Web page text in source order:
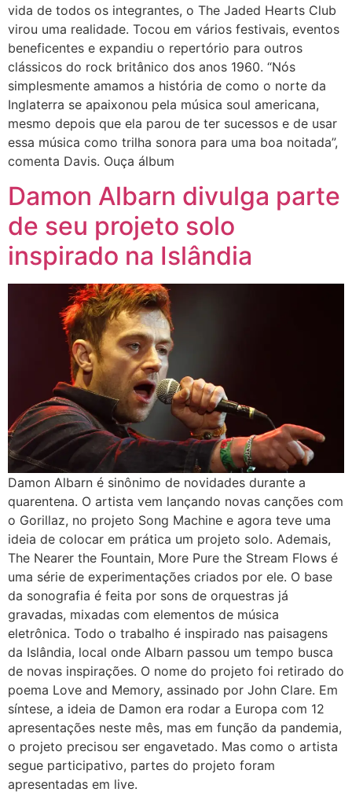
vida de todos os integrantes, o The Jaded Hearts Club
virou uma realidade. Tocou em vários festivais, eventos
beneficentes e expandiu o repertório para outros
clássicos do rock britânico dos anos 1960. “Nós
simplesmente amamos a história de como o norte da
Inglaterra se apaixonou pela música soul americana,
mesmo depois que ela parou de ter sucessos e de usar
essa música como trilha sonora para uma boa noitada”,
comenta Davis. Ouça álbum
Damon Albarn divulga parte
de seu projeto solo
inspirado na Islândia
Damon Albarn é sinônimo de novidades durante a
quarentena. O artista vem lançando novas canções com
o Gorillaz, no projeto Song Machine e agora teve uma
ideia de colocar em prática um projeto solo. Ademais,
The Nearer the Fountain, More Pure the Stream Flows é
uma série de experimentações criados por ele. O base
da sonografia é feita por sons de orquestras já
gravadas, mixadas com elementos de música
eletrônica. Todo o trabalho é inspirado nas paisagens
da Islândia, local onde Albarn passou um tempo busca
de novas inspirações. O nome do projeto foi retirado do
poema Love and Memory, assinado por John Clare. Em
síntese, a ideia de Damon era rodar a Europa com 12
apresentações neste mês, mas em função da pandemia,
o projeto precisou ser engavetado. Mas como o artista
segue participativo, partes do projeto foram
apresentadas em live.